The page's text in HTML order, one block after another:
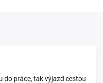
do práce, tak výjazd cestou